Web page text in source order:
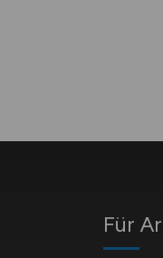
Für